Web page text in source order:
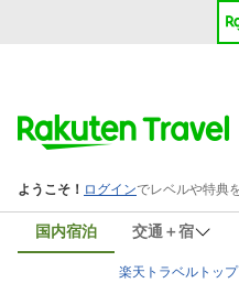
国内宿泊 交通＋宿
楽天トラベルトップ